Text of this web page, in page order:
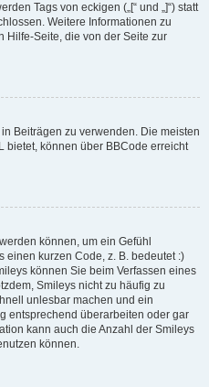
Tags von eckigen („[“ und „]“) statt
Weitere Informationen zu
Hilfe-Seite, die von der Seite zur
Beiträgen zu verwenden. Die meisten
bietet, können über BBCode erreicht
können, um ein Gefühl
einen kurzen Code, z. B. bedeutet :)
können Sie beim Verfassen eines
Smileys nicht zu häufig zu
unlesbar machen und ein
entsprechend überarbeiten oder gar
kann auch die Anzahl der Smileys
können.